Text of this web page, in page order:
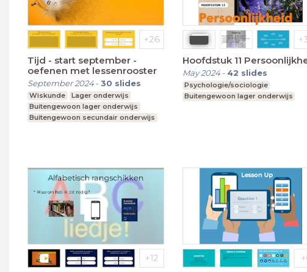
Tijd - start september -
oefenen met lessenrooster
September 2024-30 slides
Wiskunde
Lager onderwijs
Buitengewoon lager onderwijs
Buitengewoon secundair onderwijs
Hoofdstuk 11
May 2024- 42 slides
Psychologie/sociologie
Buitengewoon lager onderwijs